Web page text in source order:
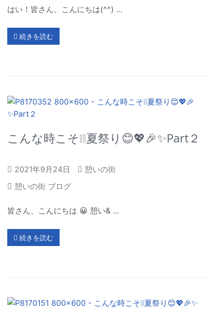
はい！皆さん、こんにちは(^^) …
続きを読む
こんな時こそ❕❕夏祭り😊💖🎉✨Part２
2021年9月24日
憩いの街
憩いの街 ブログ
皆さん、こんにちは 😀 憩い& …
続きを読む